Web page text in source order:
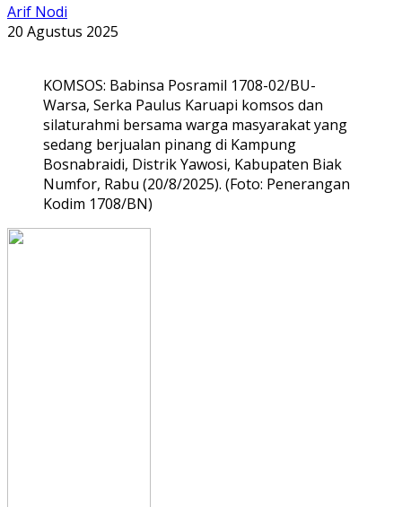
Arif Nodi
20 Agustus 2025
KOMSOS: Babinsa Posramil 1708-02/BU-
Warsa, Serka Paulus Karuapi komsos dan
silaturahmi bersama warga masyarakat yang
sedang berjualan pinang di Kampung
Bosnabraidi, Distrik Yawosi, Kabupaten Biak
Numfor, Rabu (20/8/2025). (Foto: Penerangan
Kodim 1708/BN)